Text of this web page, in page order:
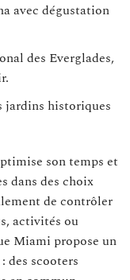
avec dégustation
des Everglades,
jardins historiques
son temps et
dans des choix
de contrôler
activités ou
Miami propose un
des scooters